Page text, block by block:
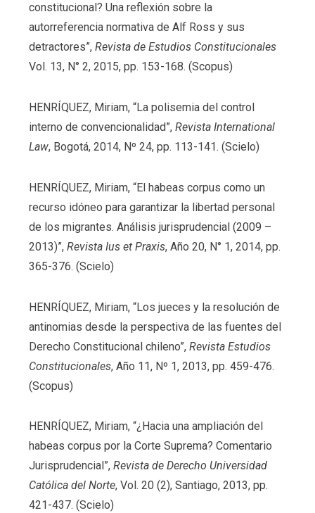
constitucional? Una reflexión sobre la
autorreferencia normativa de Alf Ross y sus
detractores”, Revista de Estudios Constitucionales
Vol. 13, N° 2, 2015, pp. 153-168. (Scopus)
HENRÍQUEZ, Miriam, “La polisemia del control
interno de convencionalidad”, Revista International
Law, Bogotá, 2014, Nº 24, pp. 113-141. (Scielo)
HENRÍQUEZ, Miriam, “El habeas corpus como un
recurso idóneo para garantizar la libertad personal
de los migrantes. Análisis jurisprudencial (2009 –
2013)”, Revista Ius et Praxis, Año 20, N° 1, 2014, pp.
365-376. (Scielo)
HENRÍQUEZ, Miriam, “Los jueces y la resolución de
antinomias desde la perspectiva de las fuentes del
Derecho Constitucional chileno”, Revista Estudios
Constitucionales, Año 11, Nº 1, 2013, pp. 459-476.
(Scopus)
HENRÍQUEZ, Miriam, “¿Hacia una ampliación del
habeas corpus por la Corte Suprema? Comentario
Jurisprudencial”, Revista de Derecho Universidad
Católica del Norte, Vol. 20 (2), Santiago, 2013, pp.
421-437. (Scielo)